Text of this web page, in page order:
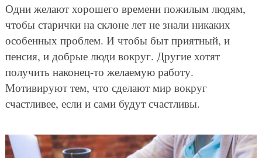
Одни желают хорошего времени пожилым людям,
чтобы старички на склоне лет не знали никаких
особенных проблем. И чтобы быт приятный, и
пенсия, и добрые люди вокруг. Другие хотят
получить наконец-то желаемую работу.
Мотивируют тем, что сделают мир вокруг
счастливее, если и сами будут счастливы.